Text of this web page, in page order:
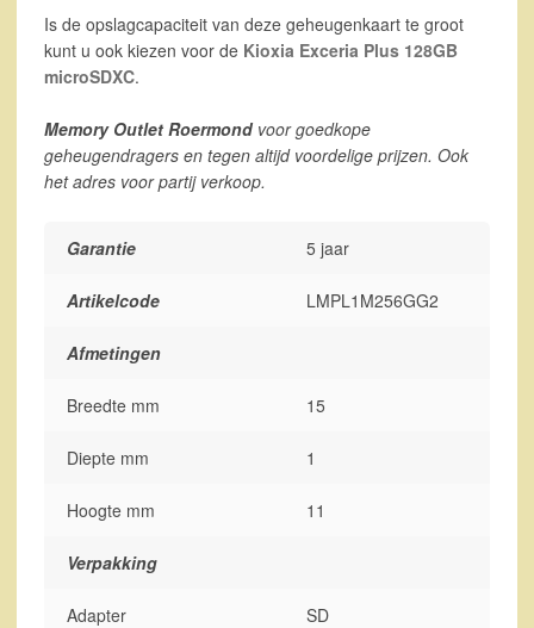
Is de opslagcapaciteit van deze geheugenkaart te groot
kunt u ook kiezen voor de Kioxia Exceria Plus 128GB
microSDXC.
Memory Outlet Roermondvoor goedkope
geheugendragers en tegen altijd voordelige prijzen. Ook
het adres voor partij verkoop.
Garantie 5 jaar
Artikelcode LMPL1M256GG2
Afmetingen
Breedte mm 15
Diepte mm 1
Hoogte mm 11
Verpakking
Adapter SD